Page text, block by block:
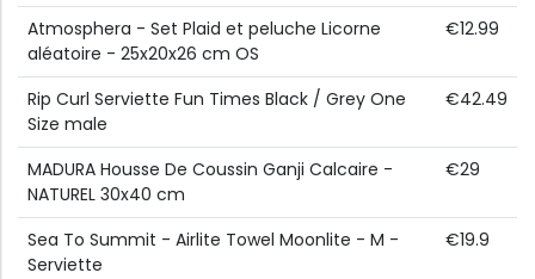
Atmosphera - Set Plaid et peluche Licorne
aléatoire - 25x20x26 cm OS
€12.99
Rip Curl Serviette Fun Times Black / Grey One
Size male
€42.49
MADURA Housse De Coussin Ganji Calcaire -
NATUREL 30x40 cm
€29
Sea To Summit - Airlite Towel Moonlite - M -
Serviette
€19.9